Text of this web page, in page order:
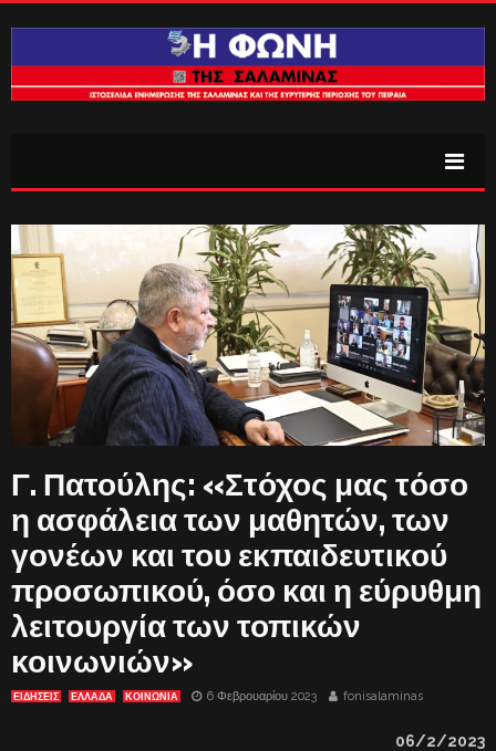
Γ. Πατούλης: «Στόχος μας τόσο
η ασφάλεια των μαθητών, των
γονέων και του εκπαιδευτικού
προσωπικού, όσο και η εύρυθμη
λειτουργία των τοπικών
κοινωνιών»
ΕΙΔΗΣΕΙΣ ΕΛΛΑΔΑ ΚΟΙΝΩΝΙΑ 6 Φεβρουαρίου 2023 fonisalaminas
06/2/2023